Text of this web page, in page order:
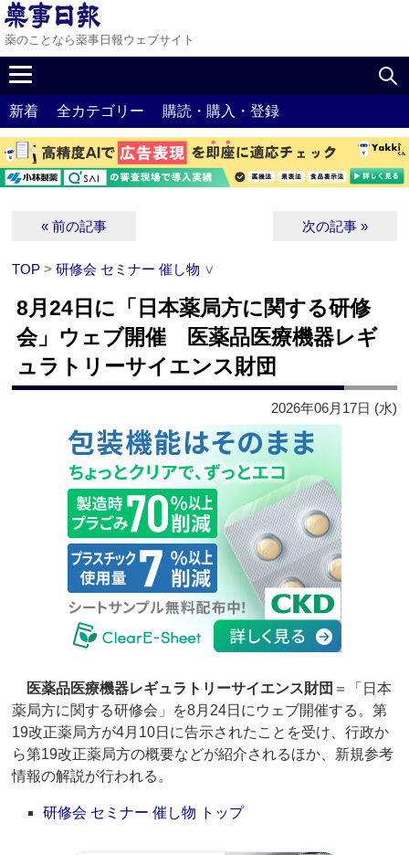
薬のことなら薬事日報ウェブサイト
新着 全カテゴリー 購読・購入・登録
« 前の記事 次の記事 »
TOP >研修会 セミナー 催し物 ∨
8月24日に「日本薬局方に関する研修
会」ウェブ開催 医薬品医療機器レギ
ュラトリーサイエンス財団
2026年06月17日 (水)
医薬品医療機器レギュラトリーサイエンス財団 ＝「日本
薬局方に関する研修会」を8月24日にウェブ開催する。第
19改正薬局方が4月10日に告示されたことを受け、行政か
ら第19改正薬局方の概要などが紹介されるほか、新規参考
情報の解説が行われる。
研修会 セミナー 催し物 トップ